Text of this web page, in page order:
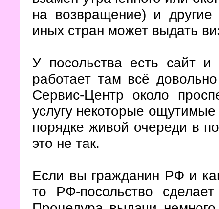
на возвращение) и
иных стран может выдать
У посольства есть сайт и
работает там всё
Сервис-Центр около
услугу некоторые
порядке живой очереди в
это не так.
Если вы гражданин РФ и
то РФ-посольство